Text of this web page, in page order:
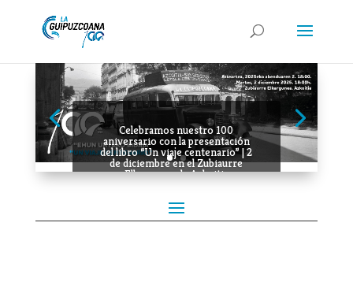
Celebramos nuestro 100
aniversario con la presentación
del libro “Un viaje centenario” | 2
de diciembre en el Zubiaurre
Elkargunea de Azkoitia